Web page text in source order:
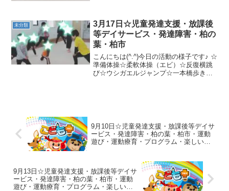
未分類
3月17日☆児童発達支援・放課後
等デイサービス・発達障害・柏の
葉・柏市
こんにちは(^.^)今日の活動の様子です♪ ☆
準備体操☆柔軟体操（エビ）☆反復横跳
び☆ウシガエルジャンプ☆一本橋歩き☆
9月10日☆児童発達支援・放課後等デイサ
ービス・発達障害・柏の葉・柏市・運動
遊び・運動療育・プログラム・楽しい療
9月13日☆児童発達支援・放課後等デイサ
ービス・発達障害・柏の葉・柏市・運動
遊び・運動療育・プログラム・楽しい療